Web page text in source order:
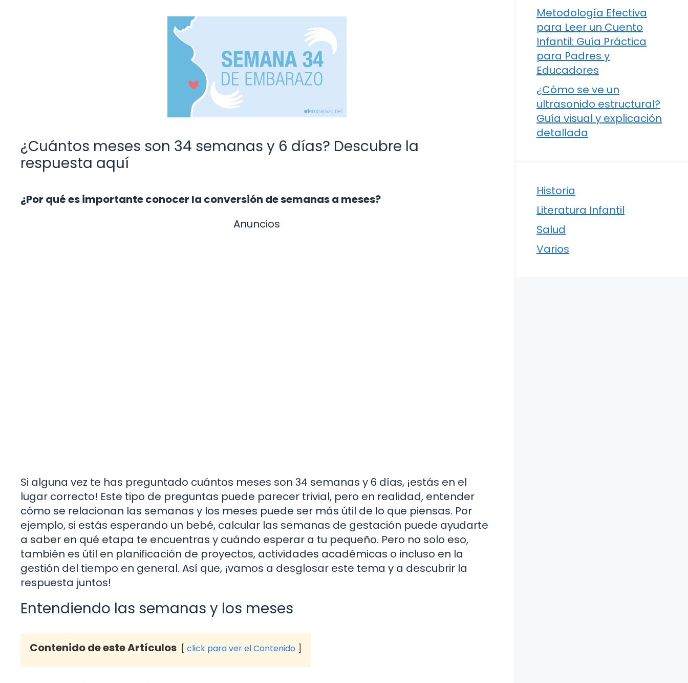
¿Cuántos meses son 34 semanas y 6 días? Descubre la
respuesta aquí
¿Por qué es importante conocer la conversión de semanas a meses?
Anuncios
Si alguna vez te has preguntado cuántos meses son 34 semanas y 6 días, ¡estás en el
lugar correcto! Este tipo de preguntas puede parecer trivial, pero en realidad, entender
cómo se relacionan las semanas y los meses puede ser más útil de lo que piensas. Por
ejemplo, si estás esperando un bebé, calcular las semanas de gestación puede ayudarte
a saber en qué etapa te encuentras y cuándo esperar a tu pequeño. Pero no solo eso,
también es útil en planificación de proyectos, actividades académicas o incluso en la
gestión del tiempo en general. Así que, ¡vamos a desglosar este tema y a descubrir la
respuesta juntos!
Entendiendo las semanas y los meses
Contenido de este Artículos click para ver el Contenido
Metodología Efectiva
para Leer un Cuento
Infantil: Guía Práctica
para Padres y
Educadores
¿Cómo se ve un
ultrasonido estructural?
Guía visual y explicación
detallada
Historia
Literatura Infantil
Salud
Varios